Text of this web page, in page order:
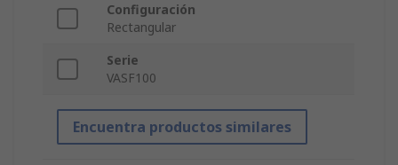
Configuración
Rectangular
Serie
VASF100
Encuentra productos similares